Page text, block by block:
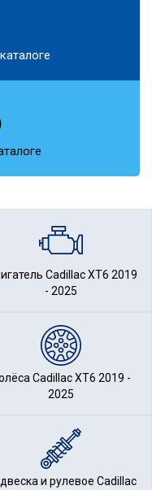
Cadillac XT6 2019
- 2025
Cadillac XT6 2019 -
2025
и рулевое Cadillac